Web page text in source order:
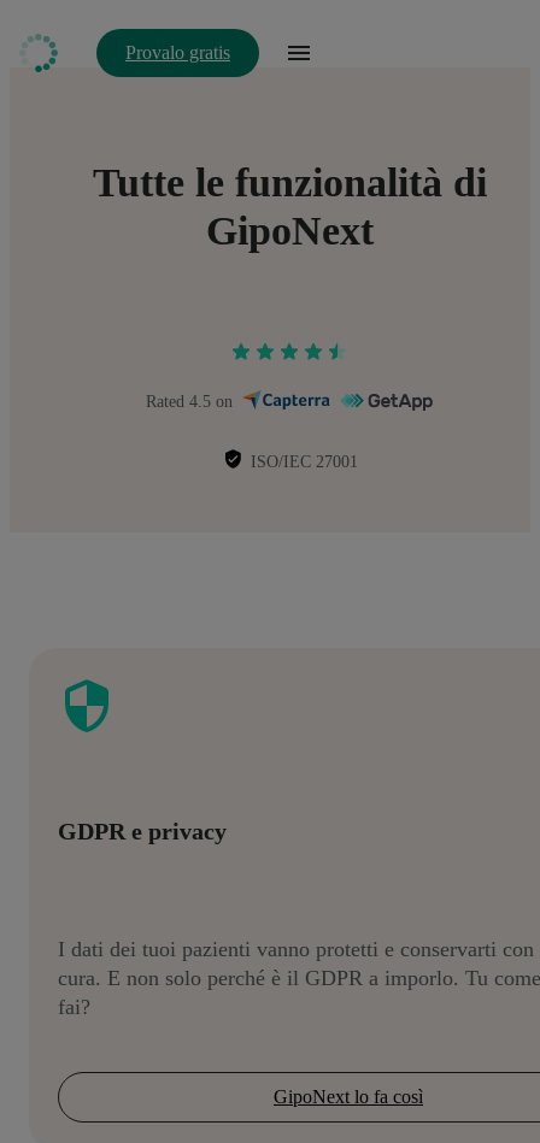
Provalo gratis
Tutte le funzionalità di
GipoNext
Rated 4.5 on
ISO/IEC 27001
GDPR e privacy
I dati dei tuoi pazienti vanno protetti e conservarti con
cura. E non solo perché è il GDPR a imporlo. Tu
fai?
GipoNext lo fa così